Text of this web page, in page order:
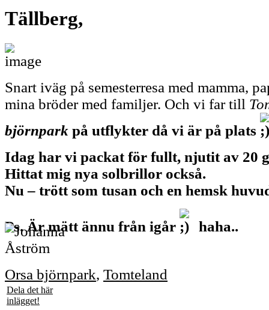
Tällberg,
Snart iväg på semesterresa med mamma,
mina bröder med familjer. Och vi far till
björnpark på utflykter då vi är på plats
Idag har vi packat för fullt, njutit av 20
Hittat mig nya solbrillor också.
Nu – trött som tusan och en hemsk
Ps. Är mätt ännu från igår haha..
Orsa björnpark, Tomteland
Dela det här
inlägget!